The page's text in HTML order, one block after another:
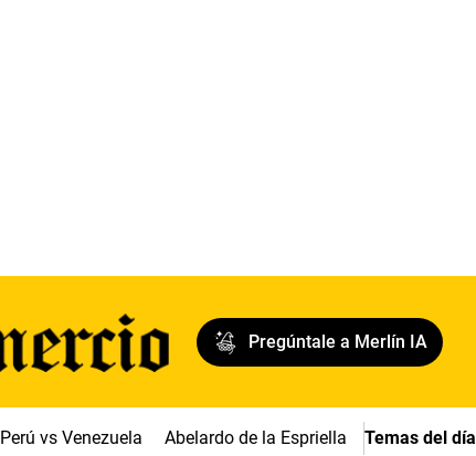
Pregúntale a Merlín IA
Perú vs Venezuela Abelardo de la Espriella Temas del día